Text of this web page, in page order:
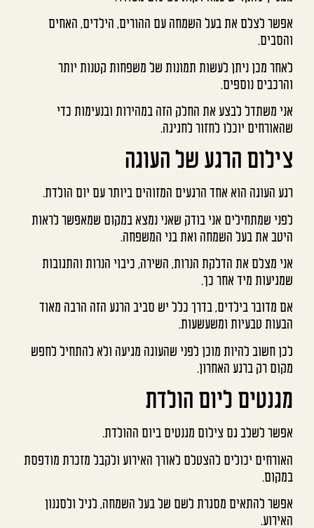
אפשר לצלם את בעל השמחה עם ההורים, הילדים, האחים
והסבים.
לאחר מכן ניתן לעשות תמונות של משפחות קטנות יותר
והרכבים נוספים.
אני משתדל לבצע את החלק הזה במהירות ובנעימות כדי
שהאורחים יוכלו לחזור לחגיגה.
צילום הרגע של העוגה
רגע העוגה הוא אחד הרגעים המזוהים ביותר עם יום הולדת.
לפני שמתחילים אני בודק שאני נמצא במקום שמאפשר לראות
היטב את בעל השמחה ואת בני המשפחה.
אני מצלם את הדלקת הנרות, השירה, כיבוי הנרות והתגובות
שמגיעות מיד אחר כך.
אם מדובר בילדים, בדרך כלל יש סביב הרגע הזה הרבה מאוד
הבעות טבעיות ומשעשעות.
לכן חשוב להיות מוכן לפני שהעוגה מגיעה ולא להתחיל לחפש
מקום רק ברגע האחרון.
מגנטים ליום הולדת
אפשר לשלב גם צילום מגנטים ביום ההולדת.
האורחים יכולים להצטלם לאורך האירוע ולקבל מזכרת מודפסת
במקום.
אפשר להתאים מסגרת לשם של בעל השמחה, לגיל ולסגנון
האירוע.